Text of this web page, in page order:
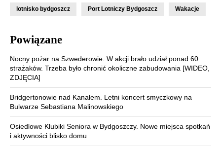
lotnisko bydgoszcz Port Lotniczy Bydgoszcz Wakacje
Powiązane
Nocny pożar na Szwederowie. W akcji brało udział ponad 60
strażaków. Trzeba było chronić okoliczne zabudowania [WIDEO,
ZDJĘCIA]
Bridgertonowie nad Kanałem. Letni koncert smyczkowy na
Bulwarze Sebastiana Malinowskiego
Osiedlowe Klubiki Seniora w Bydgoszczy. Nowe miejsca spotkań
i aktywności blisko domu